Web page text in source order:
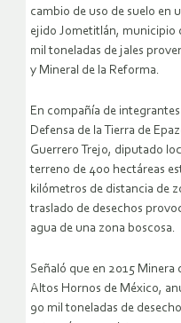
cambio de uso de suelo en
ejido Jometitlán, municipio
mil toneladas de jales
y Mineral de la Reforma.
En compañía de
Defensa de la Tierra de
Guerrero Trejo, diputado
terreno de 400 hectáreas
kilómetros de distancia de
traslado de desechos
agua de una zona boscosa.
Señaló que en 2015 Minera
Altos Hornos de México,
90 mil toneladas de